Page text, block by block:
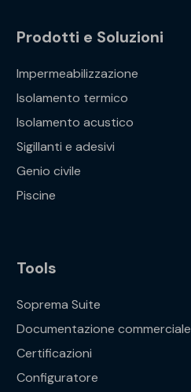
Prodotti e Soluzioni
Impermeabilizzazione
Isolamento termico
Isolamento acustico
Sigillanti e adesivi
Genio civile
Piscine
Tools
Soprema Suite
Documentazione commerciale
Certificazioni
Configuratore